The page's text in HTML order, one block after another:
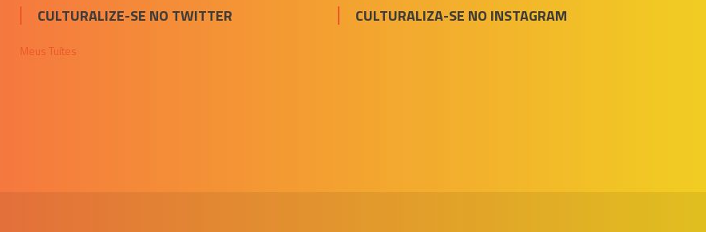
CULTURALIZE-SE NO TWITTER
Meus Tuítes
CULTURALIZA-SE NO INSTAGRAM